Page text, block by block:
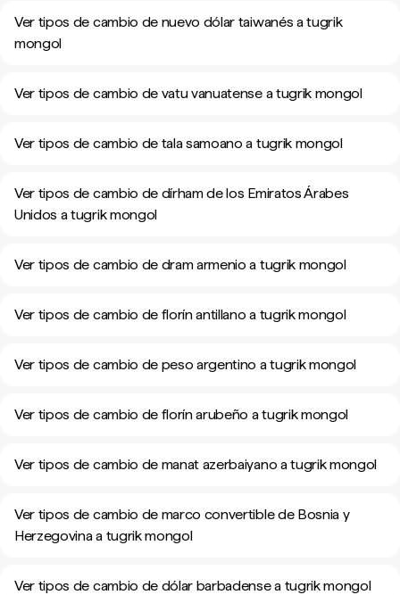
Ver tipos de cambio de nuevo dólar taiwanés a tugrik
mongol
Ver tipos de cambio de vatu vanuatense a tugrik mongol
Ver tipos de cambio de tala samoano a tugrik mongol
Ver tipos de cambio de dírham de los Emiratos Árabes
Unidos a tugrik mongol
Ver tipos de cambio de dram armenio a tugrik mongol
Ver tipos de cambio de florín antillano a tugrik mongol
Ver tipos de cambio de peso argentino a tugrik mongol
Ver tipos de cambio de florín arubeño a tugrik mongol
Ver tipos de cambio de manat azerbaiyano a tugrik mongol
Ver tipos de cambio de marco convertible de Bosnia y
Herzegovina a tugrik mongol
Ver tipos de cambio de dólar barbadense a tugrik mongol